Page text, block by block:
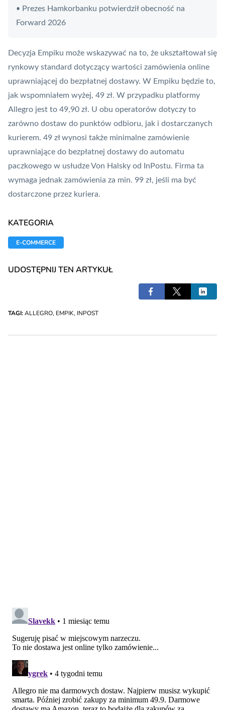
• Prezes Hamkorbanku potwierdził obecność na
Forward 2026
Decyzja Empiku może wskazywać na to, że ukształtował się
rynkowy standard dotyczący wartości zamówienia online
uprawniającej do bezpłatnej dostawy. W Empiku będzie to,
jak wspomniałem wyżej, 49 zł. W przypadku platformy
Allegro jest to 49,90 zł. U obu operatorów dotyczy to
zarówno dostaw do punktów odbioru, jak i dostarczanych
kurierem. 49 zł wynosi także minimalne zamówienie
uprawniające do bezpłatnej dostawy do automatu
paczkowego w usłudze Von Halsky od InPostu. Firma ta
wymaga jednak zamówienia za min. 99 zł, jeśli ma być
dostarczone przez kuriera.
KATEGORIA
E-COMMERCE
UDOSTĘPNIJ TEN ARTYKUŁ
TAGI:ALLEGRO, EMPIK, INPOST